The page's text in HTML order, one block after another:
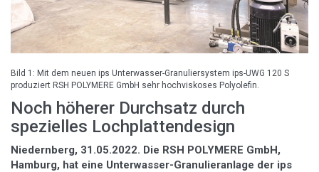
Bild 1: Mit dem neuen ips Unterwasser-Granuliersystem ips-UWG 120 S
produziert RSH POLYMERE GmbH sehr hochviskoses Polyolefin.
Noch höherer Durchsatz durch
spezielles Lochplattendesign
Niedernberg, 31.05.2022. Die RSH POLYMERE GmbH,
Hamburg, hat eine Unterwasser-Granulieranlage der ips